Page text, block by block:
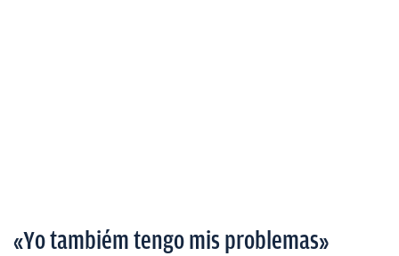
«Yo tambiém tengo mis problemas»